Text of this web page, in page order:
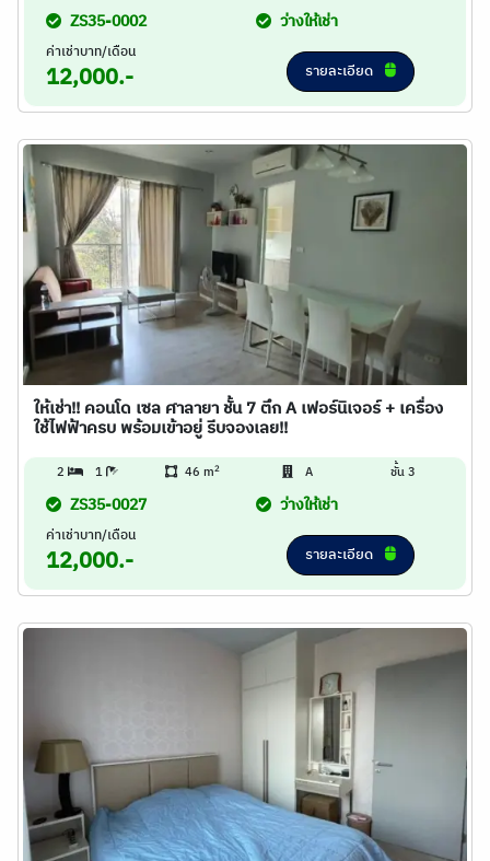
ZS35-0002 ว่างให้เช่า
ค่าเช่าบาท/เดือน
12,000.- รายละเอียด
ให้เช่า!! คอนโด เซล ศาลายา ชั้น 7 ตึก A เฟอร์นิเจอร์ + เครื่อง
ใช้ไฟฟ้าครบ พร้อมเข้าอยู่ รีบจองเลย!!
2 1 46 m2 A ชั้น 3
ZS35-0027 ว่างให้เช่า
ค่าเช่าบาท/เดือน
12,000.- รายละเอียด